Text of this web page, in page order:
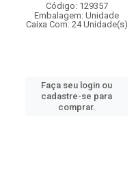
Código: 129357
Embalagem: Unidade
Caixa Com: 24 Unidade(s)
Faça seu login ou
cadastre-se para
comprar.